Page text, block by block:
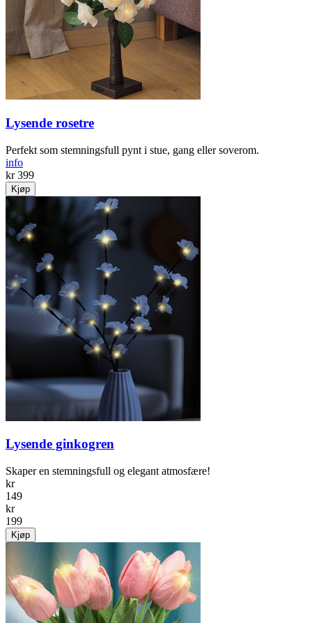
Lysende rosetre
Perfekt som stemningsfull pynt i stue, gang eller soverom.
info
kr 399
Kjøp
Lysende ginkogren
Skaper en stemningsfull og elegant atmosfære!
kr
149
kr
199
Kjøp